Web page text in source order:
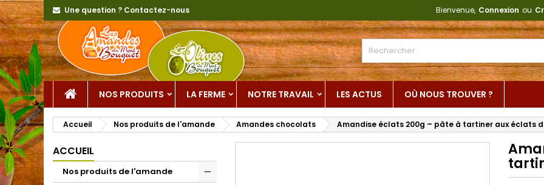
Une question ? Contactez-nous Bienvenue, Connexion ou
NOS PRODUITS LA FERME NOTRE TRAVAIL LES ACTUS OÙ NOUS TROUVER ?
Accueil Nos produits de l'amande Amandes chocolats Amandise éclats 200g – pâte à tartiner aux éclats
ACCUEIL
Nos produits de l'amande